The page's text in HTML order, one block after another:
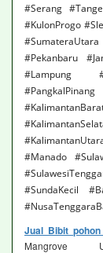
#Serang
#KulonProgo
#Pekanbaru
#Lampung
#Manado
#SundaKecil
Jual Bibit